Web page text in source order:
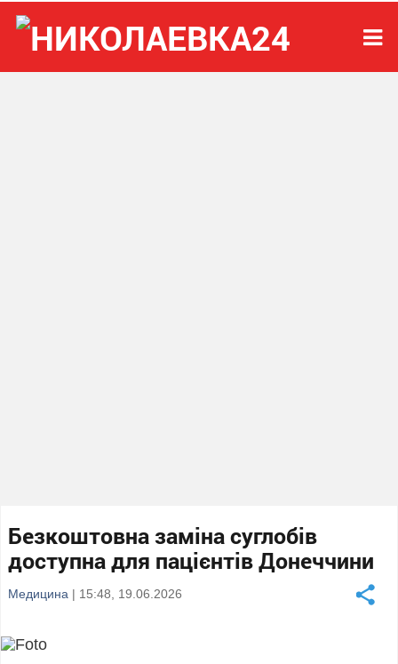
Безкоштовна заміна суглобів
доступна для пацієнтів Донеччини
Медицина | 15:48, 19.06.2026